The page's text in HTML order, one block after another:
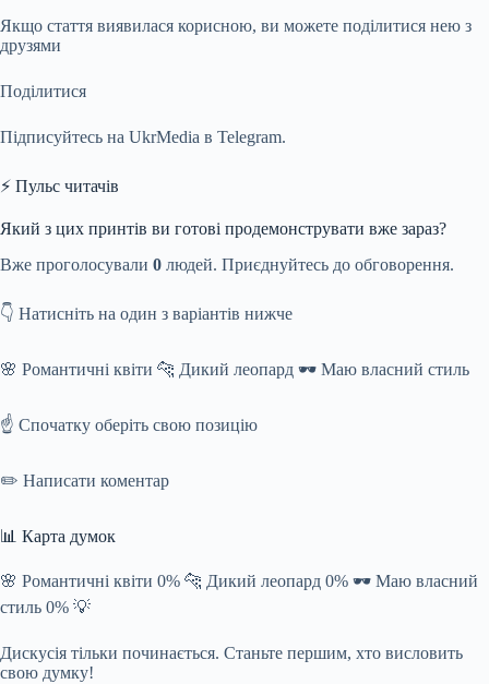
Якщо стаття виявилася корисною, ви можете поділитися нею з
друзями
Поділитися
Підписуйтесь на UkrMedia в Telegram.
⚡ Пульс читачів
Який з цих принтів ви готові продемонструвати вже зараз?
Вже проголосували 0 людей. Приєднуйтесь до обговорення.
👇 Натисніть на один з варіантів нижче
🌸 Романтичні квіти 🐆 Дикий леопард 🕶️ Маю власний стиль
☝️ Спочатку оберіть свою позицію
✏️ Написати коментар
📊 Карта думок
🌸 Романтичні квіти 0% 🐆 Дикий леопард 0% 🕶️ Маю власний
стиль 0% 💡
Дискусія тільки починається. Станьте першим, хто висловить
свою думку!